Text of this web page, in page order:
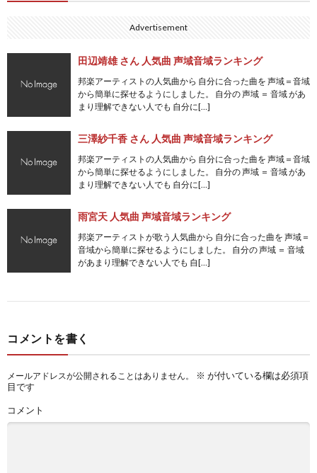
Advertisement
田辺靖雄 さん 人気曲 声域音域ランキング
邦楽アーティストの人気曲から 自分に合った曲を 声域＝音域
から簡単に探せるようにしました。 自分の 声域 ＝ 音域 があ
まり理解できない人でも 自分に[…]
三澤紗千香 さん 人気曲 声域音域ランキング
邦楽アーティストの人気曲から 自分に合った曲を 声域＝音域
から簡単に探せるようにしました。 自分の 声域 ＝ 音域 があ
まり理解できない人でも 自分に[…]
雨宮天 人気曲 声域音域ランキング
邦楽アーティストが歌う人気曲から 自分に合った曲を 声域＝
音域から簡単に探せるようにしました。 自分の 声域 ＝ 音域
があまり理解できない人でも 自[…]
コメントを書く
メールアドレスが公開されることはありません。 ※ が付いている欄は必須項
目です
コメント